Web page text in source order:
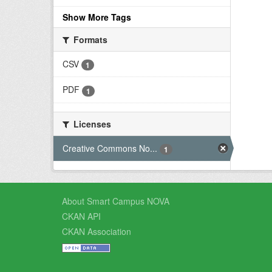
Show More Tags
Formats
CSV
1
PDF 1
Licenses
Creative Commons No...
1
About Smart Campus NOVA
CKAN API
CKAN Association